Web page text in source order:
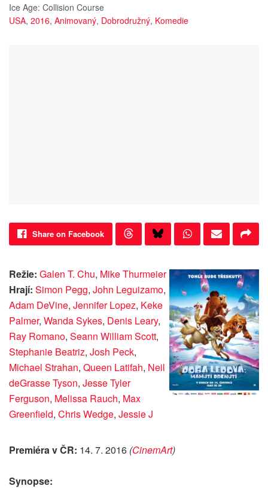
Ice Age: Collision Course
USA, 2016, Animovaný, Dobrodružný, Komedie
Share on Facebook
Režie: Galen T. Chu, Mike Thurmeier
Hrají: Simon Pegg, John Leguizamo,
Adam DeVine, Jennifer Lopez, Keke
Palmer, Wanda Sykes, Denis Leary,
Ray Romano, Seann William Scott,
Stephanie Beatriz, Josh Peck,
Michael Strahan, Queen Latifah, Neil
deGrasse Tyson, Jesse Tyler
Ferguson, Melissa Rauch, Max
Greenfield, Chris Wedge, Jessie J
Premiéra v ČR: 14. 7. 2016 (CinemArt)
Synopse: